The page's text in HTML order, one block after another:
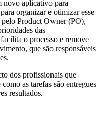
novo aplicativo para
organizar e otimizar esse
pelo Product Owner (PO),
das
o processo e remove
que são responsáveis
dos profissionais que
as tarefas são entregues
resultados.